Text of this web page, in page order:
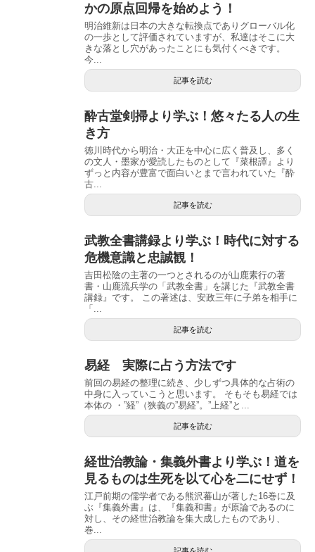
かの原点回帰を始めよう！
明治維新は日本の大きな転換点でありグローバル化
の一歩として評価されていますが、私達はそこに大
きな落とし穴があったことにも気付くべきです。
今...
記事を読む
酔古堂剣掃より学ぶ！悠々たる人の生
き方
徳川時代から明治・大正を中心に広く普及し、多く
の文人・墨家が愛読したものとして『菜根譚』より
ずっと内容が豊富で面白いとまで言われていた『酔
古...
記事を読む
武教全書講録より学ぶ！時代に対する
危機意識と忠誠観！
吉田松陰の主著の一つとされるのが山鹿素行の著
書・山鹿流兵学の「武教全書」を講じた『武教全書
講録』です。 この著述は、安政三年に子弟を相手に
「...
記事を読む
易経 実際に占う方法です
前回の易経の整理に続き、少しずつ具体的な占術の
中身に入っていこうと思います。 そもそも易経では
本体の ・”経”（狭義の”易経”。”上経”と...
記事を読む
経世治教論・集義外書より学ぶ！道を
見るものは生死を以て心を二にせず！
江戸前期の儒学者である熊沢蕃山が著した16巻に及
ぶ『集義外書』は、『集義和書』が原論であるのに
対し、その経世治教論を集大成したものであり、
巻...